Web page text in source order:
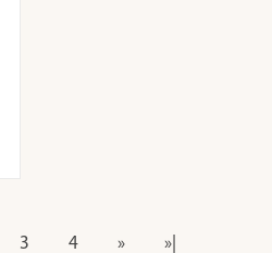
3 4 » »|